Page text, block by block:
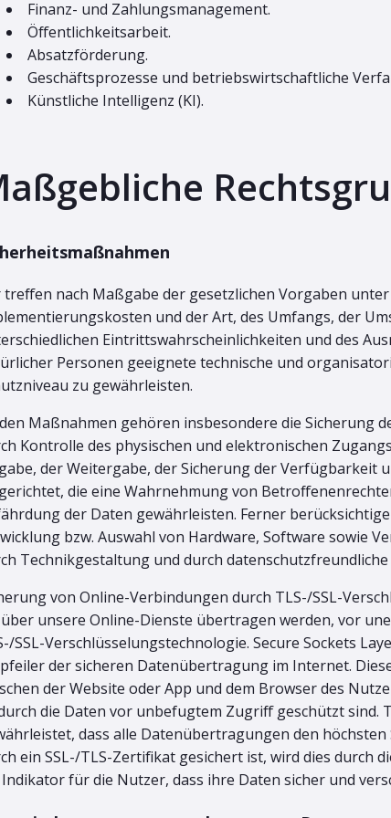
Finanz- und Zahlungsmanagement.
Öffentlichkeitsarbeit.
Absatzförderung.
Geschäftsprozesse und betriebswirtschaftliche
Künstliche Intelligenz (KI).
treffen nach Maßgabe der gesetzlichen Vorgaben
und der Art, des Umfangs, der
Eintrittswahrscheinlichkeiten und des
Personen geeignete technische und
zu gewährleisten.
Maßnahmen gehören insbesondere die
Kontrolle des physischen und elektronischen
der Weitergabe, der Sicherung der
die eine Wahrnehmung von
der Daten gewährleisten. Ferner
bzw. Auswahl von Hardware, Software sowie
Technikgestaltung und durch
von Online-Verbindungen durch TLS-/SSL-
unsere Online-Dienste übertragen werden, vor
SSL-Verschlüsselungstechnologie. Secure Sockets
der sicheren Datenübertragung im Internet.
der Website oder App und dem Browser des
die Daten vor unbefugtem Zugriff geschützt sind.
dass alle Datenübertragungen den
ein SSL-/TLS-Zertifikat gesichert ist, wird dies durch
für die Nutzer, dass ihre Daten sicher und